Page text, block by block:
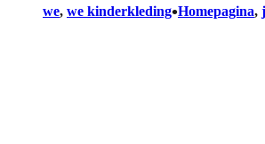
we, we kinderkleding•Homepagina,